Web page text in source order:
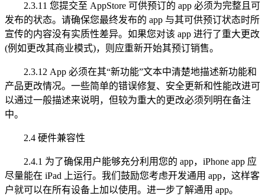
2.3.11 您提交至 AppStore 可供预订的 app 必须为完整且可
发布的状态。请确保您最终发布的 app 与其可供预订状态时所
宣传的内容没有实质性差异。如果您对该 app 进行了重大更改
(例如更改其商业模式)，则应重新开始其预订销售。
2.3.12 App 必须在其“新功能”文本中清楚地描述新功能和
产品更改情况。一些简单的错误修复、安全更新和性能改进可
以通过一般描述来说明，但较为重大的更改必须列明在备注
中。
2.4 硬件兼容性
2.4.1 为了确保用户能够充分利用您的 app，iPhone app 应
尽量能在 iPad 上运行。我们鼓励您考虑开发通用 app，这样客
户就可以在所有设备上加以使用。进一步了解通用 app。